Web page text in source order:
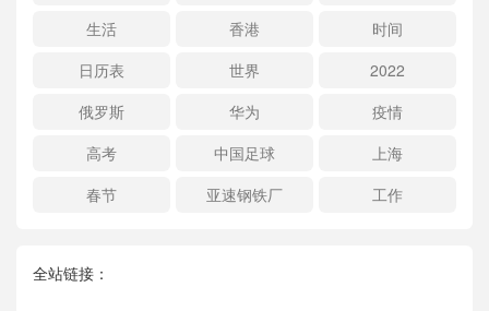
生活
香港
时间
日历表
世界
2022
俄罗斯
华为
疫情
高考
中国足球
上海
春节
亚速钢铁厂 工作
全站链接：